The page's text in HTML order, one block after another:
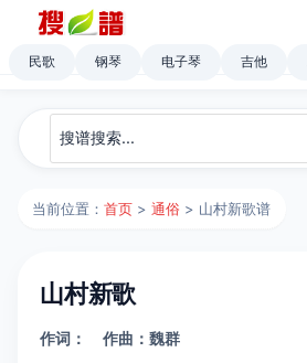
民歌 钢琴 电子琴 吉他
当前位置：首页 >通俗 > 山村新歌谱
山村新歌
作词： 作曲：魏群